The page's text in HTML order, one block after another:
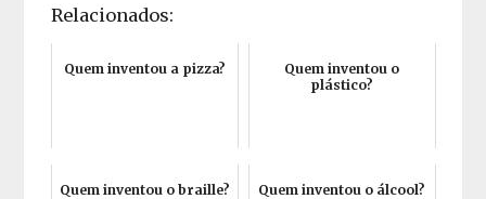
Relacionados:
Quem inventou a pizza?
Quem inventou o
plástico?
Quem inventou o braille? Quem inventou o álcool?